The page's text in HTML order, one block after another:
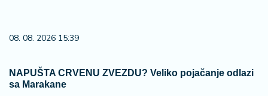
08. 08. 2026 15:39
NAPUŠTA CRVENU ZVEZDU? Veliko pojačanje odlazi
sa Marakane